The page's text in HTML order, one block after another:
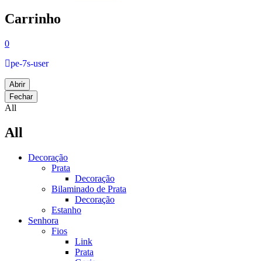
Carrinho
0
pe-7s-user
Abrir
Fechar
All
All
Decoração
Prata
Decoração
Bilaminado de Prata
Decoração
Estanho
Senhora
Fios
Link
Prata